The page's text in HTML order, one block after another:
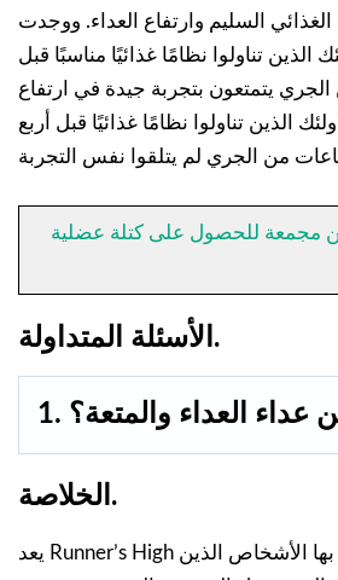
الغذائي السليم وارتفاع العداء. ووجدت
الذين تناولوا نظامًا غذائيًا مناسبًا قبل
يتمتعون بتجربة جيدة في ارتفاع
الذين تناولوا نظامًا غذائيًا قبل أربع
مجمعة للحصول على كتلة عضلية
الأسئلة المتداولة.
عداء العداء والمتعة؟
الخلاصة.
يعد Runner’s High تجربة فريدة يشعر بها الأشخاص الذين